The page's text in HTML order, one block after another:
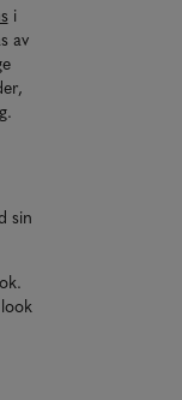
i
av
sin